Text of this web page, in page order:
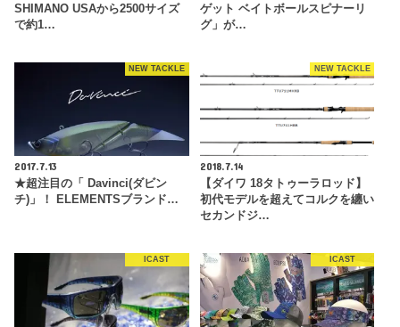
SHIMANO USAから2500サイズ
で約1…
ゲット ベイトボールスピナーリ
グ」が…
NEW TACKLE
2017.7.13
★超注目の「 Davinci(ダビン
チ)」！ ELEMENTSブランド…
NEW TACKLE
2018.7.14
【ダイワ 18タトゥーラロッド】
初代モデルを超えてコルクを纏い
セカンドジ…
ICAST ICAST